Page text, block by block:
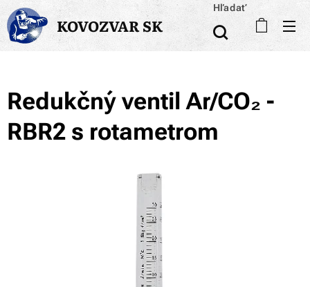
KOVOZVAR SK
Hľadať
Redukčný ventil Ar/CO₂ -
RBR2 s rotametrom